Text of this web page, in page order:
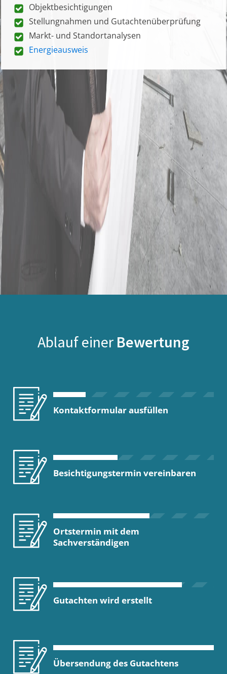
Objektbesichtigungen
Stellungnahmen und Gutachtenüberprüfung
Markt- und Standortanalysen
Energieausweis
Ablauf einer Bewertung
Kontaktformular ausfüllen
Besichtigungstermin vereinbaren
Ortstermin mit dem
Sachverständigen
Gutachten wird erstellt
Übersendung des Gutachtens